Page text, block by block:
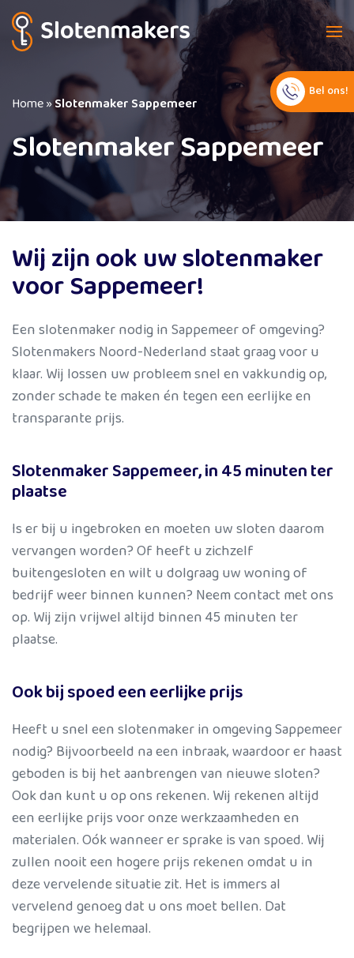
Home»Slotenmaker Sappemeer
Slotenmaker Sappemeer
Wij zijn ook uw slotenmaker
voor Sappemeer!
Een slotenmaker nodig in Sappemeer of omgeving?
Slotenmakers Noord-Nederland staat graag voor u
klaar. Wij lossen uw probleem snel en vakkundig op,
zonder schade te maken én tegen een eerlijke en
transparante prijs.
Slotenmaker Sappemeer, in 45 minuten ter
plaatse
Is er bij u ingebroken en moeten uw sloten daarom
vervangen worden? Of heeft u zichzelf
buitengesloten en wilt u dolgraag uw woning of
bedrijf weer binnen kunnen? Neem contact met ons
op. Wij zijn vrijwel altijd binnen 45 minuten ter
plaatse.
Ook bij spoed een eerlijke prijs
Heeft u snel een slotenmaker in omgeving Sappemeer
nodig? Bijvoorbeeld na een inbraak, waardoor er haast
geboden is bij het aanbrengen van nieuwe sloten?
Ook dan kunt u op ons rekenen. Wij rekenen altijd
een eerlijke prijs voor onze werkzaamheden en
materialen. Oók wanneer er sprake is van spoed. Wij
zullen nooit een hogere prijs rekenen omdat u in
deze vervelende situatie zit. Het is immers al
vervelend genoeg dat u ons moet bellen. Dat
begrijpen we helemaal.
Bel ons!